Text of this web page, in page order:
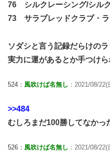
76 シルクレーシング/シルク
73 サラブレッドクラブ・
ソダシと言う記録だらけの
実力に運があるとか手つけ
524： 風吹けば名無し ：2021/08/
>>484
むしろまだ100勝してなかっ
526： 風吹けば名無し ：2021/08/